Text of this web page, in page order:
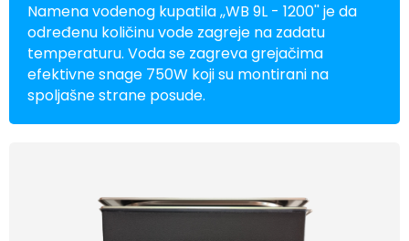
Namena vodenog kupatila ,,WB 9L - 1200'' je da
određenu količinu vode zagreje na zadatu
temperaturu. Voda se zagreva grejačima
efektivne snage 750W koji su montirani na
spoljašne strane posude.